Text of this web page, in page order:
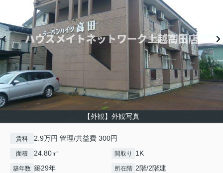
【外観】外観写真
賃料 2.9万円 管理/共益費 300円
面積 24.80㎡ 間取り 1K
築年数 築29年 所在階 2階/2階建